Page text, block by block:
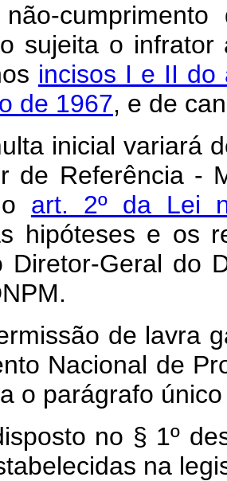
sujeita o
incisos I e II do
de 1967, e de
inicial variará
de Referência -
art. 2º da Lei
hipóteses e os
Diretor-Geral do
de lavra
Nacional de
o parágrafo
no § 1º
na